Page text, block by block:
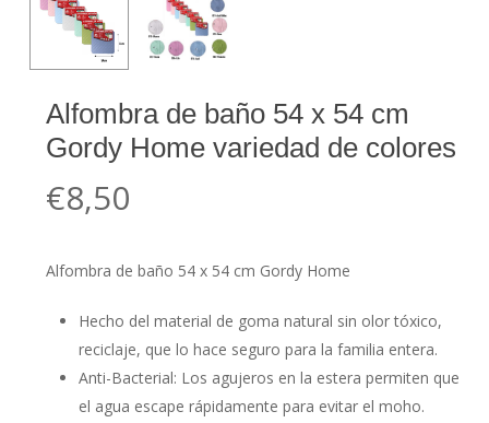
Alfombra de baño 54 x 54 cm
Gordy Home variedad de colores
€8,50
Alfombra de baño 54 x 54 cm Gordy Home
Hecho del material de goma natural sin olor tóxico,
reciclaje, que lo hace seguro para la familia entera.
Anti-Bacterial: Los agujeros en la estera permiten que
el agua escape rápidamente para evitar el moho.